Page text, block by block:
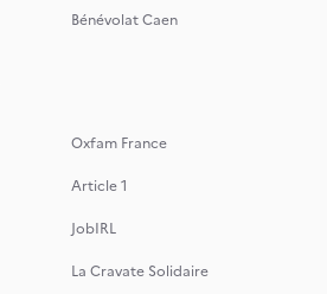
Bénévolat Caen
Oxfam France
Article 1
JobIRL
La Cravate Solidaire